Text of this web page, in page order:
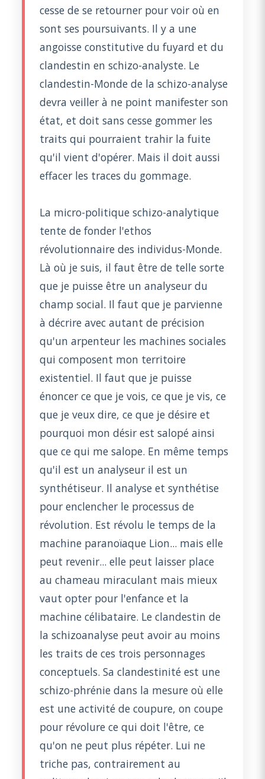
cesse de se retourner pour voir où en
sont ses poursuivants. Il y a une
angoisse constitutive du fuyard et du
clandestin en schizo-analyste. Le
clandestin-Monde de la schizo-analyse
devra veiller à ne point manifester son
état, et doit sans cesse gommer les
traits qui pourraient trahir la fuite
qu'il vient d'opérer. Mais il doit aussi
effacer les traces du gommage.
La micro-politique schizo-analytique
tente de fonder l'ethos
révolutionnaire des individus-Monde.
Là où je suis, il faut être de telle sorte
que je puisse être un analyseur du
champ social. Il faut que je parvienne
à décrire avec autant de précision
qu'un arpenteur les machines sociales
qui composent mon territoire
existentiel. Il faut que je puisse
énoncer ce que je vois, ce que je vis, ce
que je veux dire, ce que je désire et
pourquoi mon désir est salopé ainsi
que ce qui me salope. En même temps
qu'il est un analyseur il est un
synthétiseur. Il analyse et synthétise
pour enclencher le processus de
révolution. Est révolu le temps de la
machine paranoïaque Lion... mais elle
peut revenir... elle peut laisser place
au chameau miraculant mais mieux
vaut opter pour l'enfance et la
machine célibataire. Le clandestin de
la schizoanalyse peut avoir au moins
les traits de ces trois personnages
conceptuels. Sa clandestinité est une
schizo-phrénie dans la mesure où elle
est une activité de coupure, on coupe
pour révolure ce qui doit l'être, ce
qu'on ne peut plus répéter. Lui ne
triche pas, contrairement au